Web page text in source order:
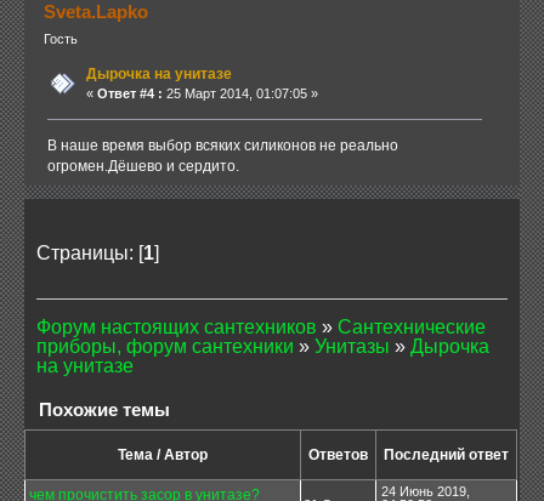
Sveta.Lapko
Гость
Дырочка на унитазе
« Ответ #4 : 25 Март 2014, 01:07:05 »
В наше время выбор всяких силиконов не реально
огромен.Дёшево и сердито.
Страницы: [1]
Форум настоящих сантехников » Сантехнические
приборы, форум сантехники » Унитазы » Дырочка
на унитазе
Похожие темы
Тема / Автор Ответов Последний ответ
чем прочистить засор в унитазе?
24 Июнь 2019,